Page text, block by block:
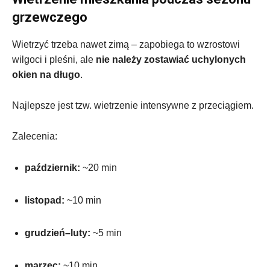
grzewczego
Wietrzyć trzeba nawet zimą – zapobiega to wzrostowi
wilgoci i pleśni, ale nie należy zostawiać uchylonych
okien na długo.
Najlepsze jest tzw. wietrzenie intensywne z przeciągiem.
Zalecenia:
październik: ~20 min
listopad: ~10 min
grudzień–luty: ~5 min